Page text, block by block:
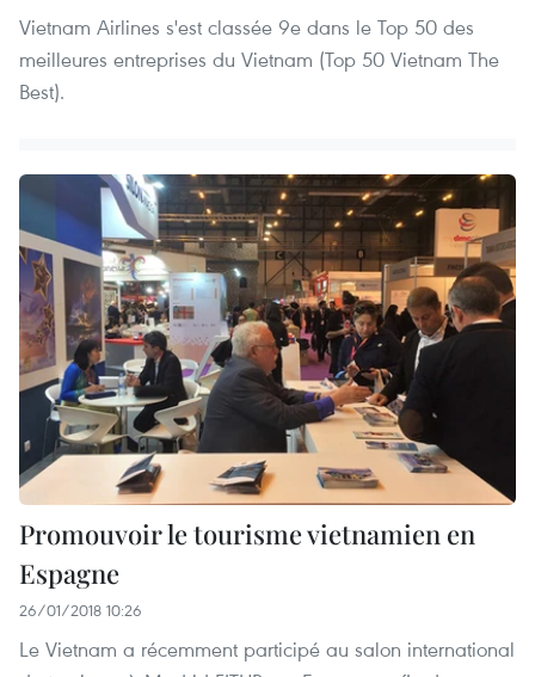
Vietnam Airlines s'est classée 9e dans le Top 50 des
meilleures entreprises du Vietnam (Top 50 Vietnam The
Best).
Promouvoir le tourisme vietnamien en
Espagne
26/01/2018 10:26
Le Vietnam a récemment participé au salon international